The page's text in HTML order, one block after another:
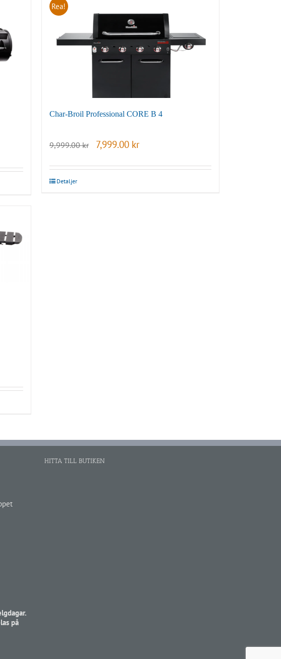
Rea!
Char-Broil Professional CORE B 4
9,999.00kr
Det
ursprungliga
var:
7,999.00 krDet
är:
Detaljer
på
HITTA TILL BUTIKEN